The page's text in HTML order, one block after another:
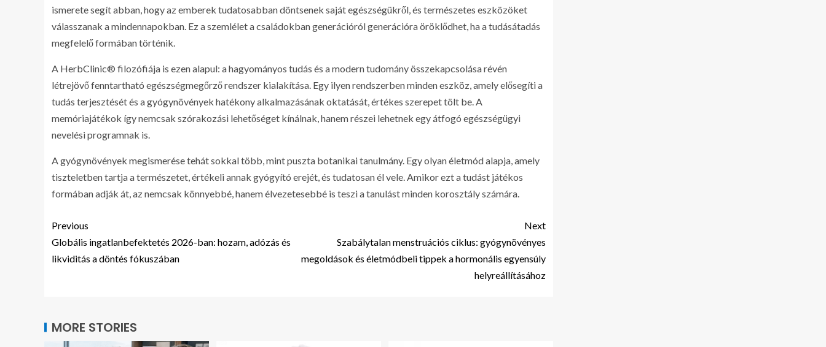
ismerete segít abban, hogy az emberek tudatosabban döntsenek saját egészségükről, és természetes eszközöket
válasszanak a mindennapokban. Ez a szemlélet a családokban generációról generációra öröklődhet, ha a tudásátadás
megfelelő formában történik.
A HerbClinic® filozófiája is ezen alapul: a hagyományos tudás és a modern tudomány összekapcsolása révén
létrejövő fenntartható egészségmegőrző rendszer kialakítása. Egy ilyen rendszerben minden eszköz, amely elősegíti a
tudás terjesztését és a gyógynövények hatékony alkalmazásának oktatását, értékes szerepet tölt be. A
memóriajátékok így nemcsak szórakozási lehetőséget kínálnak, hanem részei lehetnek egy átfogó egészségügyi
nevelési programnak is.
A gyógynövények megismerése tehát sokkal több, mint puszta botanikai tanulmány. Egy olyan életmód alapja, amely
tiszteletben tartja a természetet, értékeli annak gyógyító erejét, és tudatosan él vele. Amikor ezt a tudást játékos
formában adják át, az nemcsak könnyebbé, hanem élvezetesebbé is teszi a tanulást minden korosztály számára.
Previous
Globális ingatlanbefektetés 2026-ban: hozam, adózás és
likviditás a döntés fókuszában
Next
Szabálytalan menstruációs ciklus: gyógynövényes
megoldások és életmódbeli tippek a hormonális egyensúly
helyreállításához
MORE STORIES